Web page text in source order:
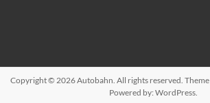
Copyright © 2026Autobahn. All rights reserved. Theme
Powered by:WordPress.